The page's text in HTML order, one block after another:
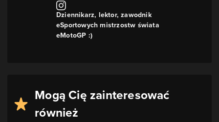
Dziennikarz, lektor, zawodnik
eSportowych mistrzostw świata
eMotoGP :)
Mogą Cię zainteresować
również